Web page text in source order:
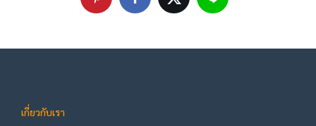
เกี่ยวกับเรา